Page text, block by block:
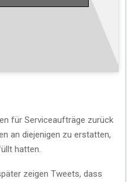
für Serviceaufträge zurück
an diejenigen zu erstatten,
hatten.
zeigen Tweets, dass